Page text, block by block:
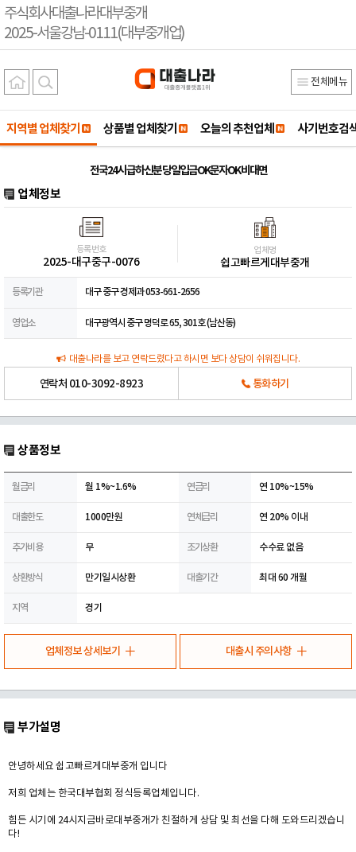
주식회사대출나라대부중개
2025-서울강남-0111(대부중개업)
전체메뉴
지역별 업체찾기 상품별 업체찾기 오늘의 추천업체 사기번호검
전국24시 급하신분 당일입금OK문자OK 비대면
업체정보
등록번호
2025-대구중구-0076
업체명
쉽고빠르게대부중개
등록기관 대구 중구 경제과 053-661-2656
영업소 대구광역시 중구 명덕로 65, 301호 (남산동)
대출나라를 보고 연락드렸다고 하시면 보다 상담이 쉬워집니다.
연락처 010-3092-8923 통화하기
상품정보
월금리 월 1%~1.6% 연금리 연 10%~15%
대출한도 1000만원 연체금리 연 20% 이내
추가비용 무 조기상환 수수료 없음
상환방식 만기일시상환 대출기간 최대 60 개월
지역 경기
업체정보 상세보기 대출시 주의사항
부가설명
안녕하세요 쉽고빠르게대부중개 입니다
저희 업체는 한국대부협회 정식등록업체입니다.
힘든 시기에 24시지금바로대부중개가 친절하게 상담 및 최선을 다해 도와드리겠습니
다!